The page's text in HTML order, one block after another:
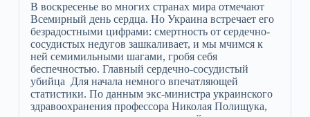
В воскресенье во многих странах мира отмечают
Всемирный день сердца. Но Украина встречает его
безрадостными цифрами: смертность от сердечно-
сосудистых недугов зашкаливает, и мы мчимся к
ней семимильными шагами, гробя себя
беспечностью. Главный сердечно-сосудистый
убийца Для начала немного впечатляющей
статистики. По данным экс-министра украинского
здравоохранения профессора Николая Полищука,